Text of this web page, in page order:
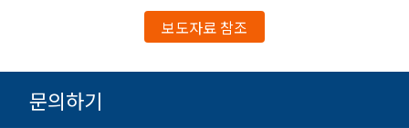
보도자료 참조
문의하기